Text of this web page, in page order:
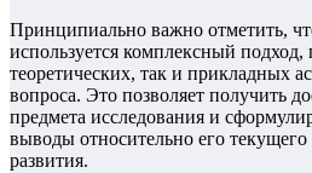
Принципиально важно отметить,
используется комплексный
теоретических, так и прикладных
вопроса. Это позволяет получить
предмета исследования и
выводы относительно его текущего
развития.